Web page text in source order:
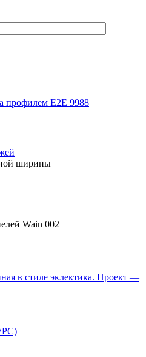
профилем E2E 9988
ширины
Wain 002
в стиле эклектика. Проект —